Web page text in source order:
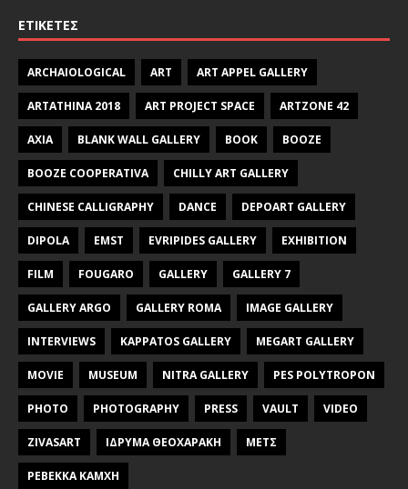
ΕΤΙΚΈΤΕΣ
ARCHAIOLOGICAL ART ART APPEL GALLERY
ARTATHINA 2018 ART PROJECT SPACE ARTZONE 42
AXIA BLANK WALL GALLERY BOOK BOOZE
BOOZE COOPERATIVA CHILLY ART GALLERY
CHINESE CALLIGRAPHY DANCE DEPOART GALLERY
DIPOLA EMST EVRIPIDES GALLERY EXHIBITION
FILM FOUGARO GALLERY GALLERY 7
GALLERY ARGO GALLERY ROMA IMAGE GALLERY
INTERVIEWS KAPPATOS GALLERY MEGART GALLERY
MOVIE MUSEUM NITRA GALLERY PES POLYTROPON
PHOTO PHOTOGRAPHY PRESS VAULT VIDEO
ZIVASART ΙΔΡΥΜΑ ΘΕΟΧΑΡΑΚΗ ΜΕΤΣ
ΡΕΒΕΚΚΑ ΚΑΜΧΗ